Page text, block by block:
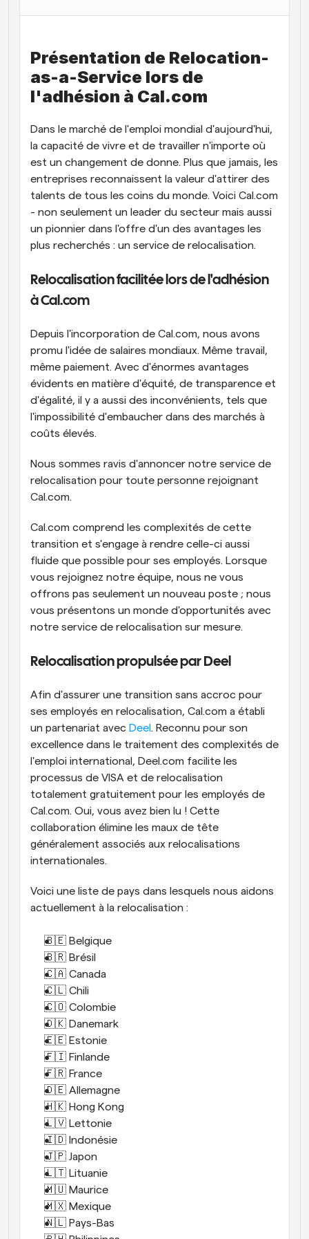
Programmation surpuissante avec des appels
alimentés par l'IA
Blog
Restez à jour avec les dernières nouvelles et mises à
jour
Rencontrez des clients en quelques minutes
Liens de groupe dynamique
Réservez facilement des réunions avec plusieurs
personnes
Soyez informé lorsque quelque chose se passe
Présentation de Relocation-
as-a-Service lors de
l'adhésion à Cal.com
Dans le marché de l'emploi mondial d'aujourd'hui,
la capacité de vivre et de travailler n'importe où
est un changement de donne. Plus que jamais, les
entreprises reconnaissent la valeur d'attirer des
talents de tous les coins du monde. Voici Cal.com
- non seulement un leader du secteur mais aussi
un pionnier dans l'offre d'un des avantages les
plus recherchés : un service de relocalisation.
Relocalisation facilitée lors de l'adhésion
à Cal.com
Depuis l'incorporation de Cal.com, nous avons
promu l'idée de salaires mondiaux. Même travail,
même paiement. Avec d'énormes avantages
évidents en matière d'équité, de transparence et
d'égalité, il y a aussi des inconvénients, tels que
l'impossibilité d'embaucher dans des marchés à
coûts élevés.
Nous sommes ravis d'annoncer notre service de
relocalisation pour toute personne rejoignant
Cal.com.
Cal.com comprend les complexités de cette
transition et s'engage à rendre celle-ci aussi
fluide que possible pour ses employés. Lorsque
vous rejoignez notre équipe, nous ne vous
offrons pas seulement un nouveau poste ; nous
vous présentons un monde d'opportunités avec
notre service de relocalisation sur mesure.
Relocalisation propulsée par Deel
Afin d'assurer une transition sans accroc pour
ses employés en relocalisation, Cal.com a établi
un partenariat avec Deel . Reconnu pour son
excellence dans le traitement des complexités de
l'emploi international, Deel.com facilite les
processus de VISA et de relocalisation
totalement gratuitement pour les employés de
Cal.com. Oui, vous avez bien lu ! Cette
collaboration élimine les maux de tête
généralement associés aux relocalisations
internationales.
Voici une liste de pays dans lesquels nous aidons
actuellement à la relocalisation :
🇧🇪 Belgique
🇧🇷 Brésil
🇨🇦 Canada
🇨🇱 Chili
🇨🇴 Colombie
🇩🇰 Danemark
🇪🇪 Estonie
🇫🇮 Finlande
🇫🇷 France
🇩🇪 Allemagne
🇭🇰 Hong Kong
🇱🇻 Lettonie
🇮🇩 Indonésie
🇯🇵 Japon
🇱🇹 Lituanie
🇲🇺 Maurice
🇲🇽 Mexique
🇳🇱 Pays-Bas